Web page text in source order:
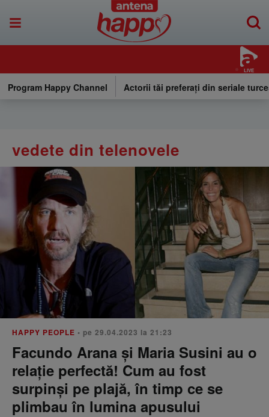
LIVE
Program Happy Channel Actorii tăi preferați din seriale
vedete din telenovele
HAPPY PEOPLE • pe 29.04.2023 la 21:23
Facundo Arana și Maria Susini au o
relație perfectă! Cum au fost
surpinși pe plajă, în timp ce se
plimbau în lumina apusului